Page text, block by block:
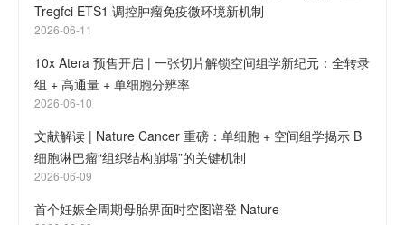
Tregfci ETS1 调控肿瘤免疫微环境新机制
2026-06-11
10x Atera 预售开启 | 一张切片解锁空间组学新纪元：全转录
组 + 高通量 + 单细胞分辨率
2026-06-10
文献解读 | Nature Cancer 重磅：单细胞 + 空间组学揭示 B
细胞淋巴瘤“组织结构崩塌”的关键机制
2026-06-09
首个妊娠全周期母胎界面时空图谱登 Nature